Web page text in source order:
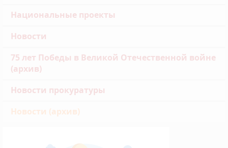
Национальные проекты
Новости
75 лет Победы в Великой Отечественной войне
(архив)
Новости прокуратуры
Новости (архив)